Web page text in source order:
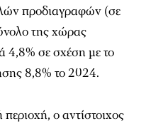
προδιαγραφών (σε
της χώρας
4,8% σε σχέση με το
8,8% το 2024.
ο αντίστοιχος